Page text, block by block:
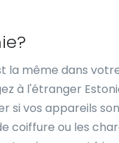
la même dans
à l'étranger
si vos appareils
coiffure ou les